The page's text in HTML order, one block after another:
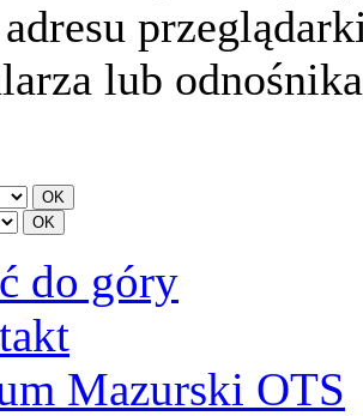
lub
do góry
Mazurski OTS